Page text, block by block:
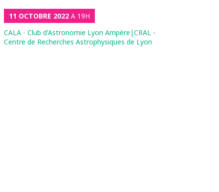
11 OCTOBRE 2022 A 19H
CALA - Club d'Astronomie Lyon Ampère|CRAL -
Centre de Recherches Astrophysiques de Lyon